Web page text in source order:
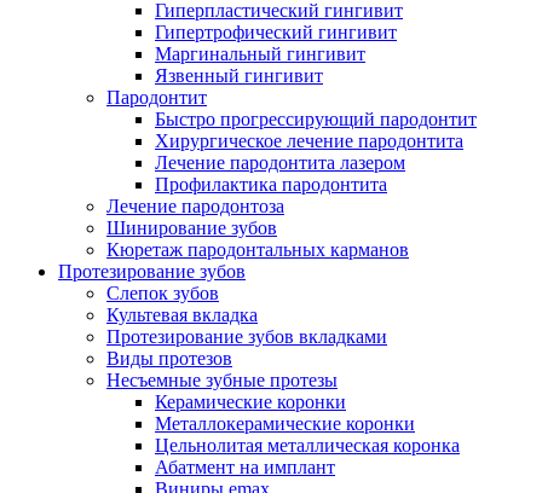
Гиперпластический гингивит
Гипертрофический гингивит
Маргинальный гингивит
Язвенный гингивит
Пародонтит
Быстро прогрессирующий пародонтит
Хирургическое лечение пародонтита
Лечение пародонтита лазером
Профилактика пародонтита
Лечение пародонтоза
Шинирование зубов
Кюретаж пародонтальных карманов
Протезирование зубов
Слепок зубов
Культевая вкладка
Протезирование зубов вкладками
Виды протезов
Несъемные зубные протезы
Керамические коронки
Металлокерамические коронки
Цельнолитая металлическая коронка
Абатмент на имплант
Виниры emax